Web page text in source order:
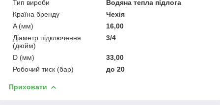
Тип вироби
Водяна тепла підлога
Країна бренду
Чехія
A (мм)
16,00
Діаметр підключення
(дюйм)
3/4
D (мм)
33,00
Робочий тиск (бар)
до 20
Приховати